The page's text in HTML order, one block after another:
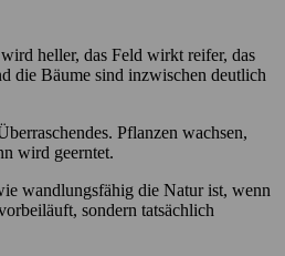
heller, das Feld wirkt reifer, das
die Bäume sind inzwischen deutlich
Pflanzen wachsen,
wird geerntet.
wandlungsfähig die Natur ist, wenn
sondern tatsächlich